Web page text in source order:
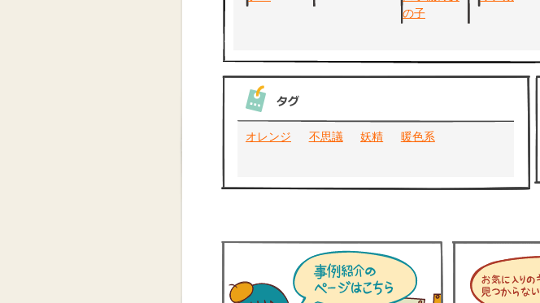
オレンジ 不思議 妖精 暖色系